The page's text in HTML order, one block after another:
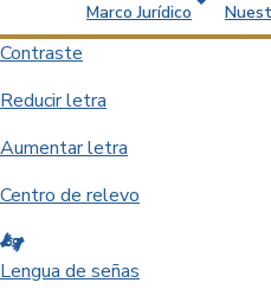
Marco Jurídico
Contraste
Reducir letra
Aumentar letra
Centro de relevo
Lengua de señas